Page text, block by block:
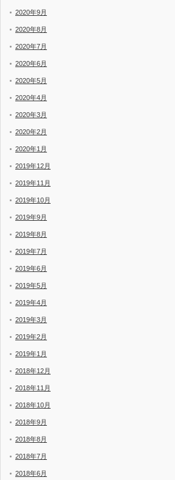
2020年9月
2020年8月
2020年7月
2020年6月
2020年5月
2020年4月
2020年3月
2020年2月
2020年1月
2019年12月
2019年11月
2019年10月
2019年9月
2019年8月
2019年7月
2019年6月
2019年5月
2019年4月
2019年3月
2019年2月
2019年1月
2018年12月
2018年11月
2018年10月
2018年9月
2018年8月
2018年7月
2018年6月